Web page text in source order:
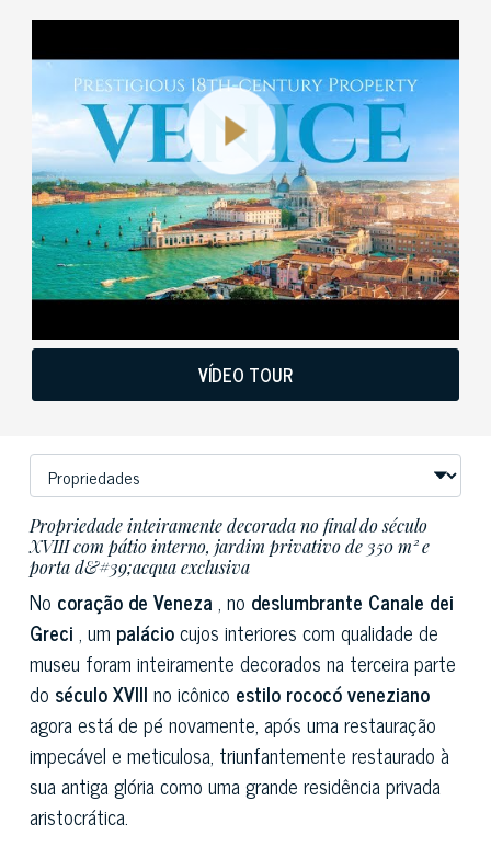
VÍDEO TOUR
Propriedade inteiramente decorada no final do século
XVIII com pátio interno, jardim privativo de 350 m² e
porta d&#39;acqua exclusiva
No coração de Veneza , no deslumbrante Canale dei
Greci , um paláciocujos interiores com qualidade de
museu foram inteiramente decorados na terceira parte
do século XVIII no icônico estilo rococó veneziano
agora está de pé novamente, após uma restauração
impecável e meticulosa, triunfantemente restaurado à
sua antiga glória como uma grande residência privada
aristocrática.